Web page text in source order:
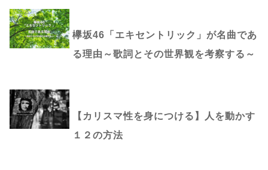
欅坂46「エキセントリック」が名曲であ
る理由～歌詞とその世界観を考察する～
【カリスマ性を身につける】人を動かす
１２の方法